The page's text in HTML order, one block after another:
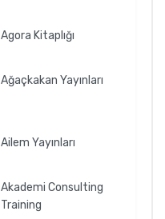
Agora Kitaplığı
Ağaçkakan Yayınları
Ailem Yayınları
Akademi Consulting
Training